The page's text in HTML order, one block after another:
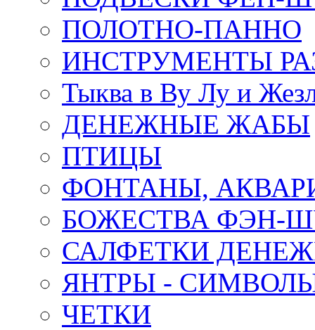
ПОЛОТНО-ПАННО
ИНСТРУМЕНТЫ
Тыква в Ву Лу и
ДЕНЕЖНЫЕ ЖАБЫ
ПТИЦЫ
ФОНТАНЫ,
БОЖЕСТВА ФЭН-
САЛФЕТКИ
ЯНТРЫ -
ЧЕТКИ